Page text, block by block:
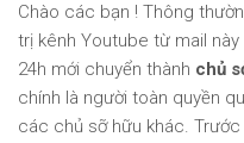
Chào các bạn ! Thông
trị kênh Youtube từ mail
24h mới chuyển thành chủ
chính là người toàn quyền
các chủ sỡ hữu khác.